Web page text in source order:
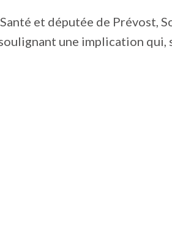
et députée de Prévost,
une implication qui,